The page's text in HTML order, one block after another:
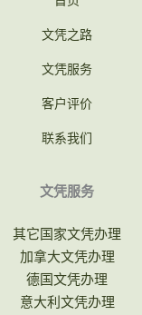
文凭之路
文凭服务
客户评价
联系我们
文凭服务
其它国家文凭办理
加拿大文凭办理
德国文凭办理
意大利文凭办理